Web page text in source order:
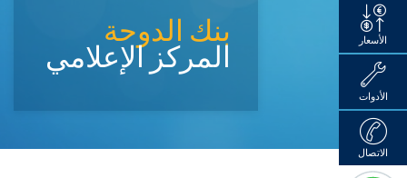
بنك الدوحة
المركز الإعلامي الأسعار
الأدوات
الاتصال